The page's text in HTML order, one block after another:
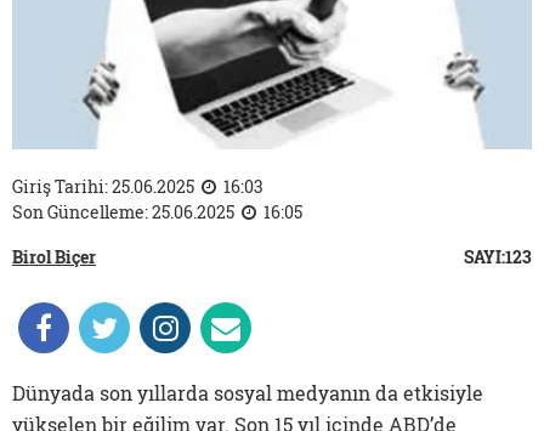
Giriş Tarihi: 25.06.2025
16:03
Son Güncelleme: 25.06.2025
16:05
Birol Biçer
SAYI:123
Dünyada son yıllarda sosyal medyanın da etkisiyle
yükselen bir eğilim var. Son 15 yıl içinde ABD’de